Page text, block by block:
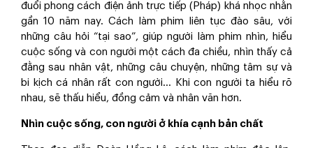
đuổi phong cách điện ảnh trực tiếp (Pháp) khá nhọc nhằn
gần 10 năm nay. Cách làm phim liên tục đào sâu, với
những câu hỏi “tại sao”, giúp người làm phim nhìn, hiểu
cuộc sống và con người một cách đa chiều, nhìn thấy cả
đằng sau nhân vật, những câu chuyện, những tâm sự và
bi kịch cá nhân rất con người… Khi con người ta hiểu rõ
nhau, sẽ thấu hiểu, đồng cảm và nhân văn hơn.
Nhìn cuộc sống, con người ở khía cạnh bản chất